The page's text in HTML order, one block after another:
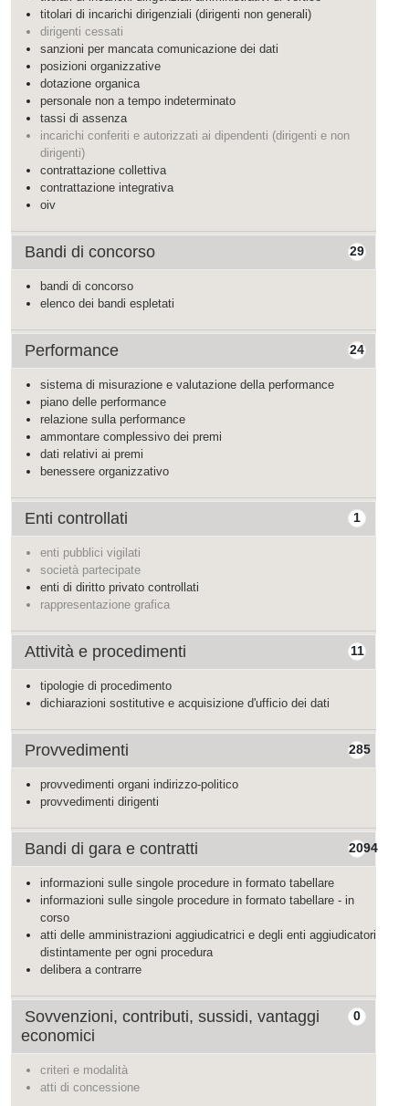
titolari di incarichi dirigenziali (dirigenti non generali)
dirigenti cessati
sanzioni per mancata comunicazione dei dati
posizioni organizzative
dotazione organica
personale non a tempo indeterminato
tassi di assenza
incarichi conferiti e autorizzati ai dipendenti (dirigenti e non
dirigenti)
contrattazione collettiva
contrattazione integrativa
oiv
29
Bandi di concorso
bandi di concorso
elenco dei bandi espletati
24
Performance
sistema di misurazione e valutazione della performance
piano delle performance
relazione sulla performance
ammontare complessivo dei premi
dati relativi ai premi
benessere organizzativo
1
Enti controllati
enti pubblici vigilati
società partecipate
enti di diritto privato controllati
rappresentazione grafica
11
Attività e procedimenti
tipologie di procedimento
dichiarazioni sostitutive e acquisizione d'ufficio dei dati
285
Provvedimenti
provvedimenti organi indirizzo-politico
provvedimenti dirigenti
2094
Bandi di gara e contratti
informazioni sulle singole procedure in formato tabellare
informazioni sulle singole procedure in formato tabellare - in
corso
atti delle amministrazioni aggiudicatrici e degli enti aggiudicatori
distintamente per ogni procedura
delibera a contrarre
0
Sovvenzioni, contributi, sussidi, vantaggi
economici
criteri e modalità
atti di concessione